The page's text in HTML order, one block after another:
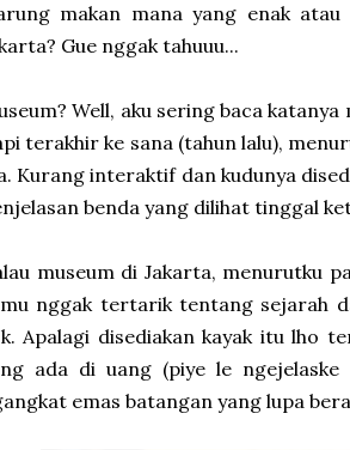
makan mana yang enak
Gue nggak tahuuu...
Well, aku sering baca
terakhir ke sana (tahun lalu),
Kurang interaktif dan kudunya
benda yang dilihat tinggal
museum di Jakarta, menurutku
nggak tertarik tentang sejarah
Apalagi disediakan kayak itu lho
ada di uang (piye le
emas batangan yang lupa